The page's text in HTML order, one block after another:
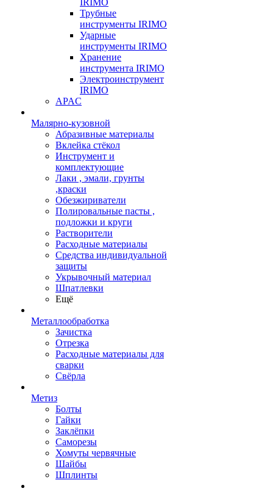
IRIMO
Трубные
инструменты IRIMO
Ударные
инструменты IRIMO
Хранение
инструмента IRIMO
Электроинструмент
IRIMO
APAC
Малярно-кузовной
Абразивные материалы
Вклейка стёкол
Инструмент и
комплектующие
Лаки , эмали, грунты
,краски
Обезжириватели
Полировальные пасты ,
подложки и круги
Растворители
Расходные материалы
Средства индивидуальной
защиты
Укрывочный материал
Шпатлевки
Ещё
Металлообработка
Зачистка
Отрезка
Расходные материалы для
сварки
Свёрла
Метиз
Болты
Гайки
Заклёпки
Саморезы
Хомуты червячные
Шайбы
Шплинты